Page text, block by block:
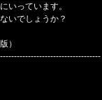
いっています。
いでしょうか？
版）